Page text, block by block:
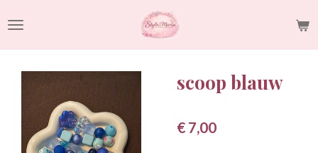
direct
naar
scoop blauw
€ 7,00